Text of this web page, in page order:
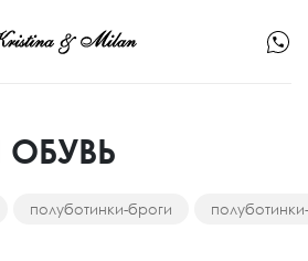
полуботинки-броги